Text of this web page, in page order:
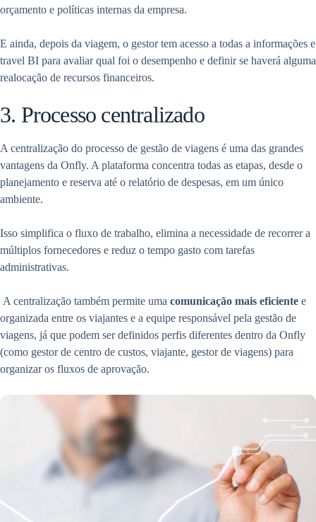
orçamento e políticas internas da empresa.
E ainda, depois da viagem, o gestor tem acesso a todas a informações e
travel BI para avaliar qual foi o desempenho e definir se haverá alguma
realocação de recursos financeiros.
3. Processo centralizado
A centralização do processo de gestão de viagens é uma das grandes
vantagens da Onfly. A plataforma concentra todas as etapas, desde o
planejamento e reserva até o relatório de despesas, em um único
ambiente.
Isso simplifica o fluxo de trabalho, elimina a necessidade de recorrer a
múltiplos fornecedores e reduz o tempo gasto com tarefas
administrativas.
A centralização também permite uma comunicação mais eficiente e
organizada entre os viajantes e a equipe responsável pela gestão de
viagens, já que podem ser definidos perfis diferentes dentro da Onfly
(como gestor de centro de custos, viajante, gestor de viagens) para
organizar os fluxos de aprovação.